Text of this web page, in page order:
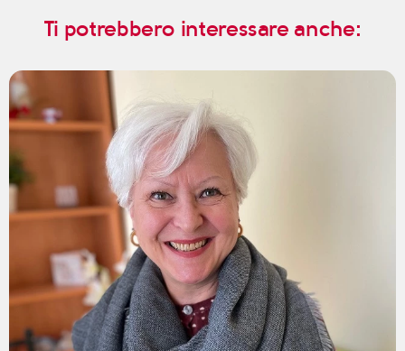
Ti potrebbero interessare anche: